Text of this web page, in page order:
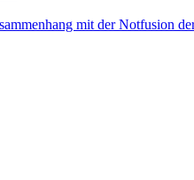
mit der Notfusion